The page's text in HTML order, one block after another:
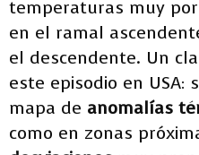
temperaturas muy
en el ramal
el descendente. Un
este episodio en USA:
mapa de anomalías
como en zonas